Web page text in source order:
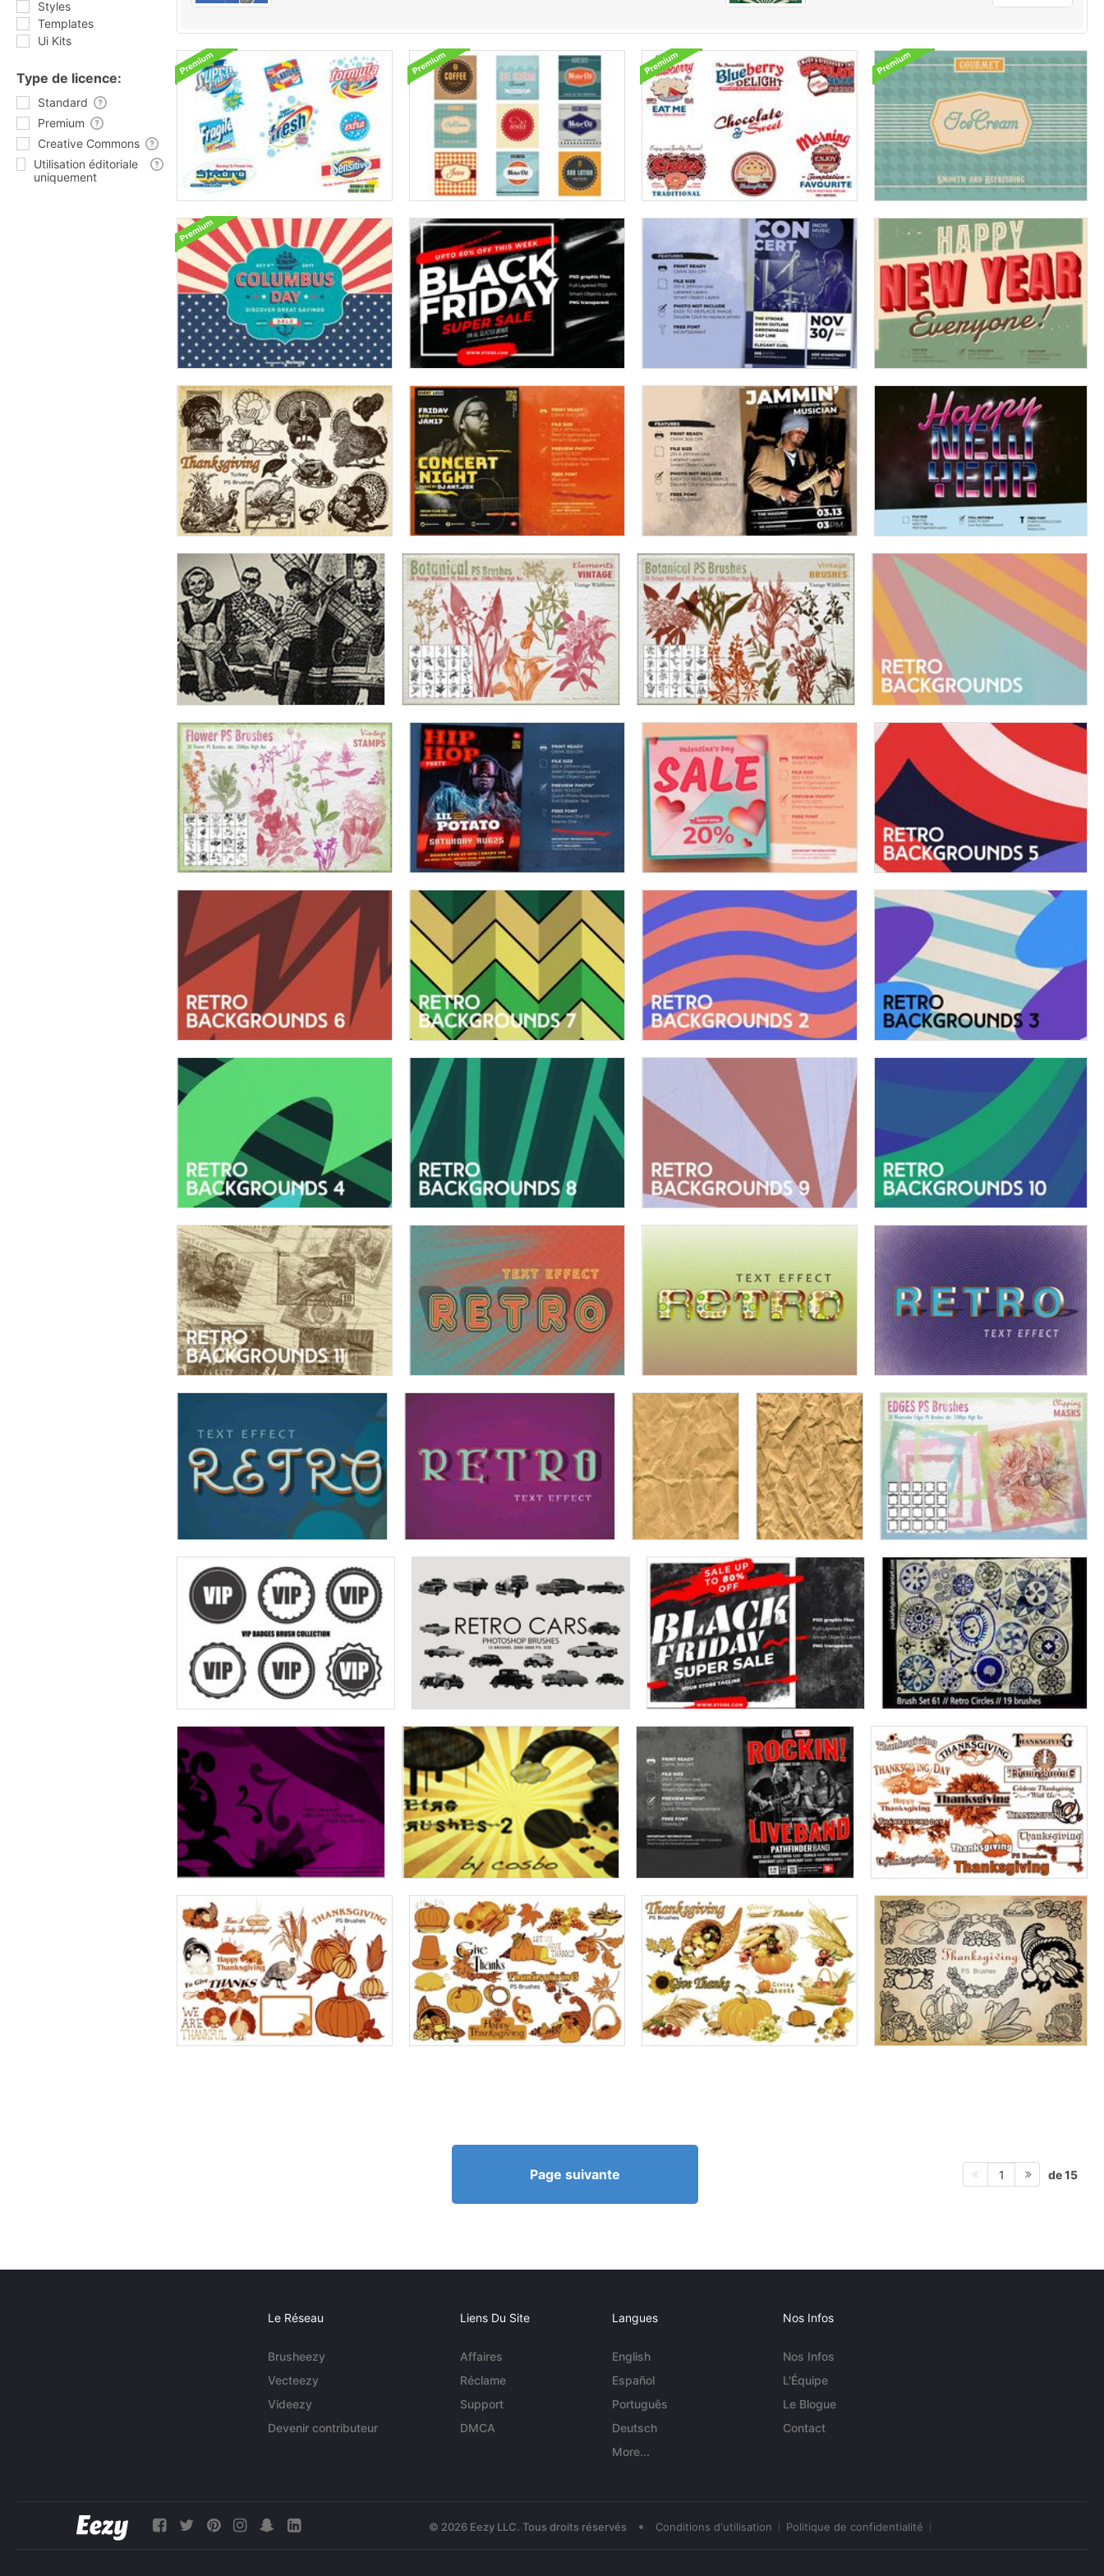
Styles
Templates
Ui Kits
Type de licence:
Standard
Premium
Creative Commons
Utilisation éditoriale
uniquement
Page suivante 1 de 15
Le Réseau
Brusheezy
Vecteezy
Videezy
Devenir contributeur
Liens Du Site
Affaires
Réclame
Support
DMCA
Langues
English
Español
Português
Deutsch
More...
Nos Infos
Nos Infos
L'Équipe
Le Blogue
Contact
© 2026 Eezy LLC. Tous droits réservés • Conditions d'utilisation Politique de confidentialité